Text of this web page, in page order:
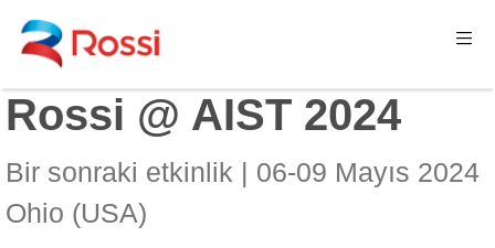
Rossi @ AIST 2024
Bir sonraki etkinlik | 06-09 Mayıs 2024
Ohio (USA)